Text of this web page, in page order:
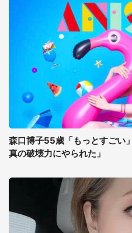
森口博子55歳「もっとすごい
真の破壊力にやられた」